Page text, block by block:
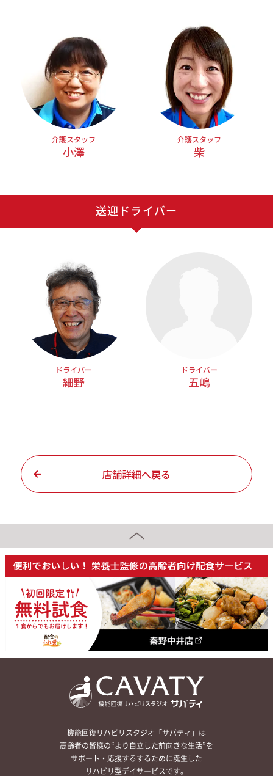
介護スタッフ
小澤
介護スタッフ
柴
送迎ドライバー
ドライバー
細野
ドライバー
五嶋
店舗詳細へ戻る
機能回復リハビリスタジオ「サバティ」は
高齢者の皆様の“より自立した前向きな生活”を
サポート・応援するするために誕生した
リハビリ型デイサービスです。